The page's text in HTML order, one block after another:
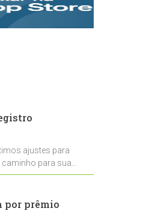
e
técnico para
ajustes para
para sua
por prêmio